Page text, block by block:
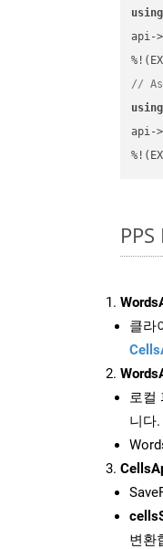
using
api->
//
using
api->
클라
로컬
니다.
변환